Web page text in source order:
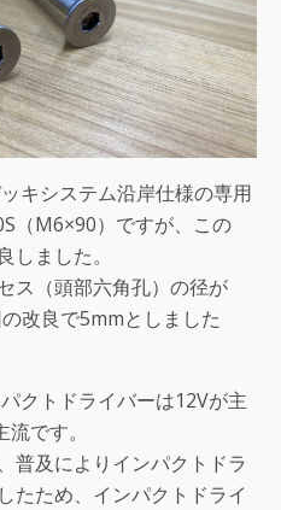
キシステム沿岸仕様の専用
（M6×90）ですが、この
しました。
ス（頭部六角孔）の径が
改良で5mmとしました
クトドライバーは12Vが主
です。
普及によりインパクトドラ
たため、インパクトドライ